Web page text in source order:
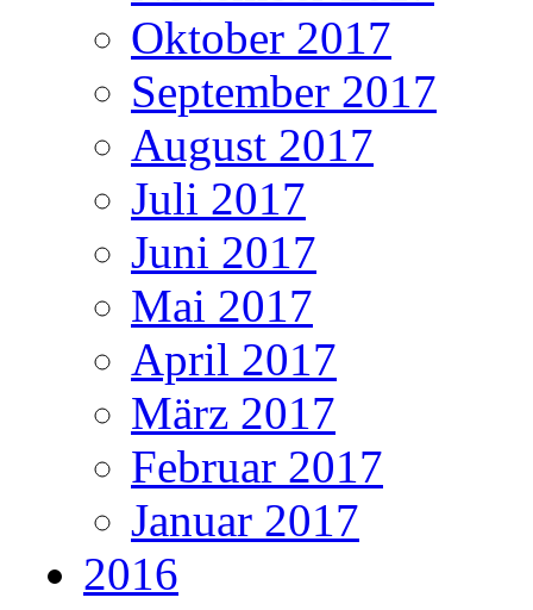
Oktober 2017
September 2017
August 2017
Juli 2017
Juni 2017
Mai 2017
April 2017
März 2017
Februar 2017
Januar 2017
2016